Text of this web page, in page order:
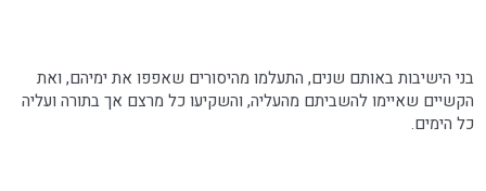
בני הישיבות באותם שנים, התעלמו מהיסורים שאפפו את ימיהם, ואת
הקשיים שאיימו להשביתם מהעליה, והשקיעו כל מרצם אך בתורה ועליה
כל הימים.